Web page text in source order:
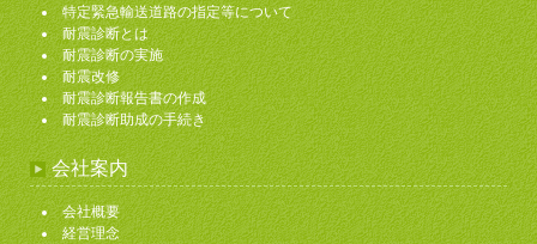
特定緊急輸送道路の指定等について
耐震診断とは
耐震診断の実施
耐震改修
耐震診断報告書の作成
耐震診断助成の手続き
会社案内
会社概要
経営理念